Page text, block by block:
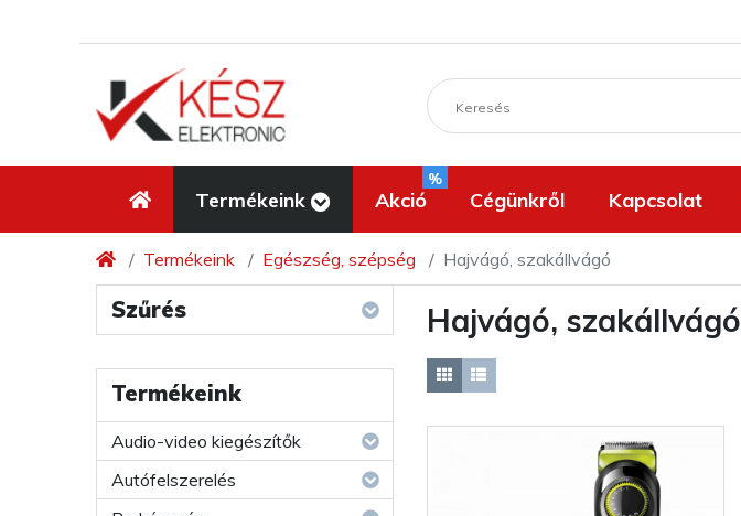
Termékeink Akció
%
Cégünkről Kapcsolat
Termékeink Egészség, szépség Hajvágó, szakállvágó
Szűrés
Termékeink
Audio-video kiegészítők
Autófelszerelés
Hajvágó, szakállvágó